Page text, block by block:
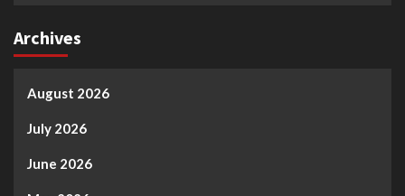
Archives
August 2026
July 2026
June 2026